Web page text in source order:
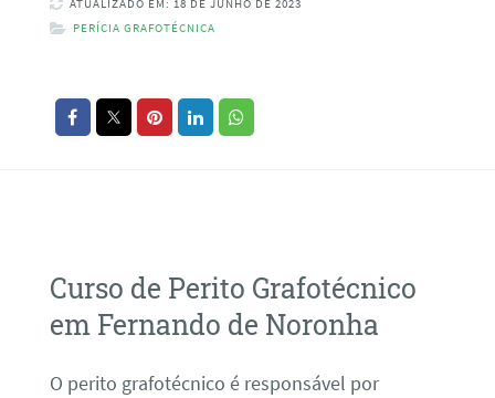
ATUALIZADO EM: 18 DE JUNHO DE 2023
PERÍCIA GRAFOTÉCNICA
Curso de Perito Grafotécnico
em Fernando de Noronha
O perito grafotécnico é responsável por